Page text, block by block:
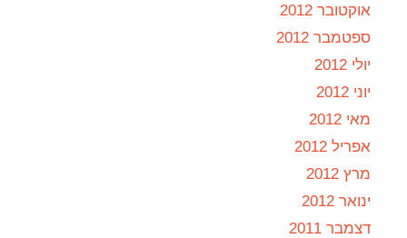
אוקטובר 2012
ספטמבר 2012
יולי 2012
יוני 2012
מאי 2012
אפריל 2012
מרץ 2012
ינואר 2012
דצמבר 2011